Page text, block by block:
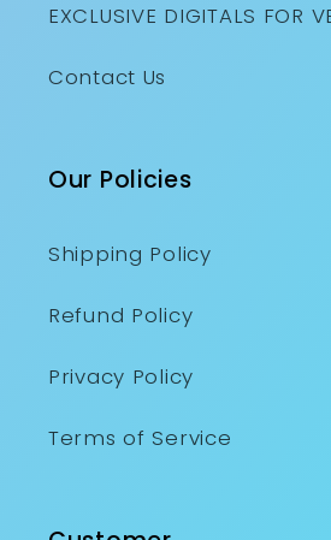
EXCLUSIVE DIGITALS FOR
Contact Us
Our Policies
Shipping Policy
Refund Policy
Privacy Policy
Terms of Service